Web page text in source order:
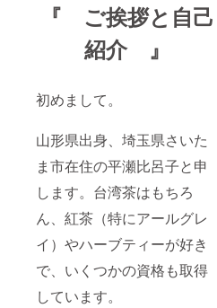
『 ご挨拶と自己
紹介 』
初めまして。
山形県出身、埼玉県さいた
ま市在住の平瀬比呂子と申
します。台湾茶はもちろ
ん、紅茶（特にアールグレ
イ）やハーブティーが好き
で、いくつかの資格も取得
しています。